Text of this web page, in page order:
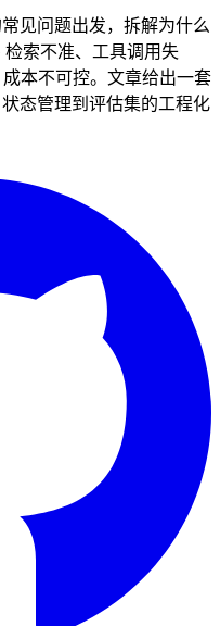
见问题出发，拆解为什么
检索不准、工具调用失
本不可控。文章给出一套
态管理到评估集的工程化